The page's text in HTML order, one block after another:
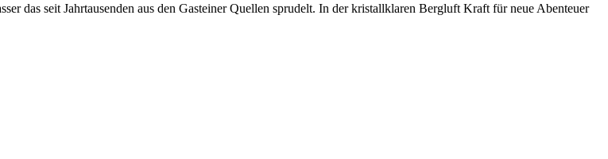
das seit Jahrtausenden aus den Gasteiner Quellen sprudelt. In der kristallklaren Bergluft Kraft für neue Abenteuer